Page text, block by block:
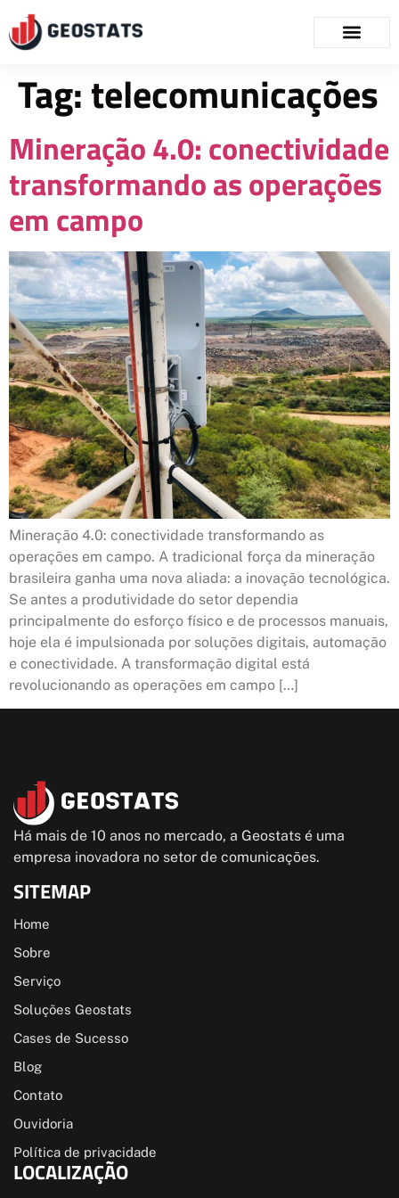
Tag:telecomunicações
Mineração 4.0: conectividade
transformando as operações
em campo
Mineração 4.0: conectividade transformando as
operações em campo. A tradicional força da mineração
brasileira ganha uma nova aliada: a inovação tecnológica.
Se antes a produtividade do setor dependia
principalmente do esforço físico e de processos manuais,
hoje ela é impulsionada por soluções digitais, automação
e conectividade. A transformação digital está
revolucionando as operações em campo […]
Há mais de 10 anos no mercado, a Geostats é uma
empresa inovadora no setor de comunicações.
SITEMAP
Home
Sobre
Serviço
Soluções Geostats
Cases de Sucesso
Blog
Contato
Ouvidoria
Política de privacidade
LOCALIZAÇÃO